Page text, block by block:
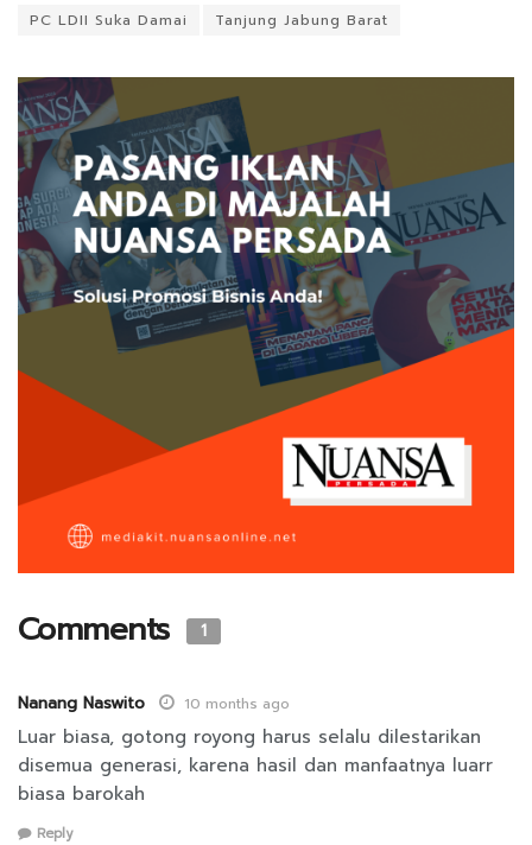
PC LDII Suka Damai
Tanjung Jabung Barat
Comments 1
Nanang Naswito 10 months ago
Luar biasa, gotong royong harus selalu dilestarikan
disemua generasi, karena hasil dan manfaatnya luarr
biasa barokah
Reply